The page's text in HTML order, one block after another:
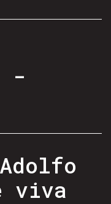
-
Adolfo
viva